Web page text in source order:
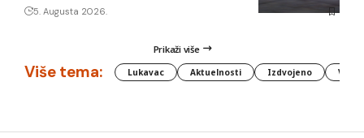
5. Augusta 2026.
Prikaži više
Više tema: Lukavac Aktuelnosti Izdvojeno